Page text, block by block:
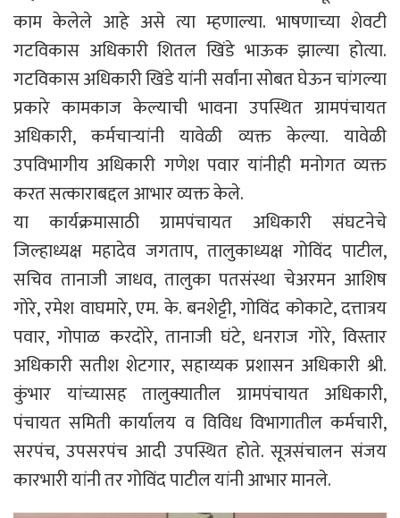
काम केलेले आहे असे त्या म्हणाल्या. भाषणाच्या शेवटी
गटविकास अधिकारी शितल खिंडे भाऊक झाल्या होत्या.
गटविकास अधिकारी खिंडे यांनी सर्वांना सोबत घेऊन चांगल्या
प्रकारे कामकाज केल्याची भावना उपस्थित ग्रामपंचायत
अधिकारी, कर्मचाऱ्यांनी यावेळी व्यक्त केल्या. यावेळी
उपविभागीय अधिकारी गणेश पवार यांनीही मनोगत व्यक्त
करत सत्काराबद्दल आभार व्यक्त केले.
या कार्यक्रमासाठी ग्रामपंचायत अधिकारी संघटनेचे
जिल्हाध्यक्ष महादेव जगताप, तालुकाध्यक्ष गोविंद पाटील,
सचिव तानाजी जाधव, तालुका पतसंस्था चेअरमन आशिष
गोरे, रमेश वाघमारे, एम. के. बनशेट्टी, गोविंद कोकाटे, दत्तात्रय
पवार, गोपाळ करदोरे, तानाजी घंटे, धनराज गोरे, विस्तार
अधिकारी सतीश शेटगार, सहाय्यक प्रशासन अधिकारी श्री.
कुंभार यांच्यासह तालुक्यातील ग्रामपंचायत अधिकारी,
पंचायत समिती कार्यालय व विविध विभागातील कर्मचारी,
सरपंच, उपसरपंच आदी उपस्थित होते. सूत्रसंचालन संजय
कारभारी यांनी तर गोविंद पाटील यांनी आभार मानले.